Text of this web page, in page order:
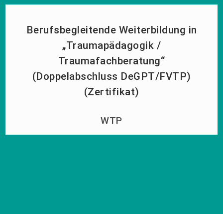
Berufsbegleitende Weiterbildung in
„Traumapädagogik /
Traumafachberatung“
(Doppelabschluss DeGPT/FVTP)
(Zertifikat)
WTP